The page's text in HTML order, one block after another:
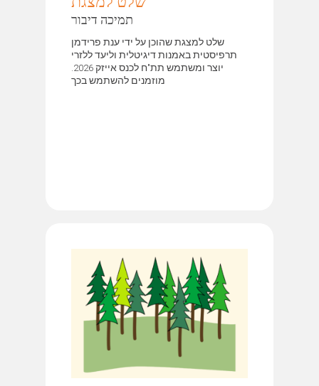
תמיכה דיבור
שלט למצגת שהוכן על ידי ענת פרידמן
תרפיסטית באמנות דיגיטלית וליעד ללזרי
מוזמנים להשתמש בכך